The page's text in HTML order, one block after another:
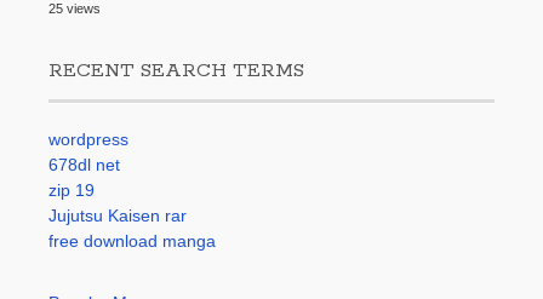
25 views
RECENT SEARCH TERMS
wordpress
678dl net
zip 19
Jujutsu Kaisen rar
free download manga